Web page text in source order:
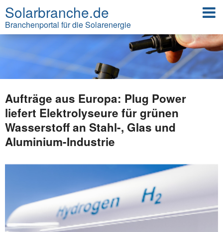
Solarbranche.de
Branchenportal für die Solarenergie
Aufträge aus Europa: Plug Power
liefert Elektrolyseure für grünen
Wasserstoff an Stahl-, Glas und
Aluminium-Industrie